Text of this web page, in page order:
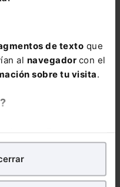
de texto que
al navegador con el
sobre tu visita.
tu experienciaen
con fines publicitarios,
y contenidos de tu
31/07/2026
Publicado el BNR
10/2026
30/07/2026